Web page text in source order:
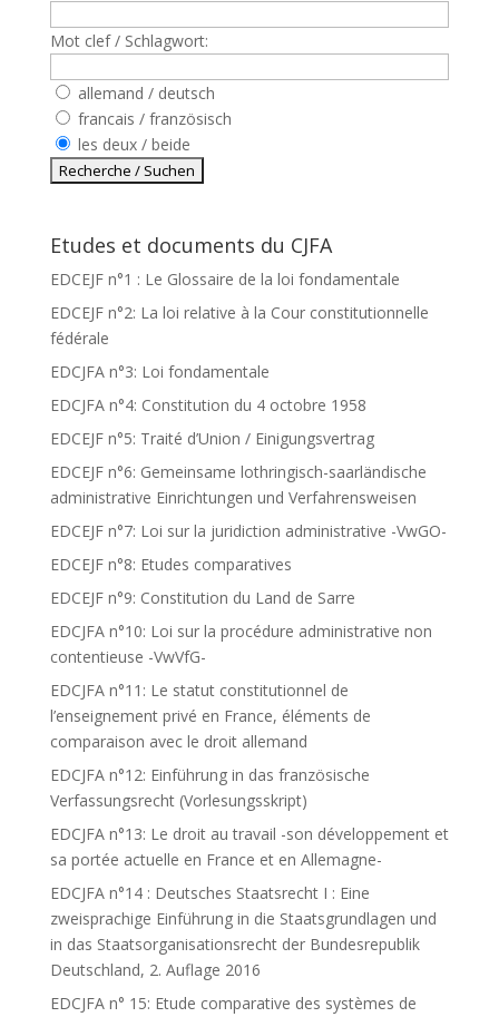
Mot clef / Schlagwort:
allemand / deutsch
francais / französisch
les deux / beide
Etudes et documents du CJFA
EDCEJF n°1 : Le Glossaire de la loi fondamentale
EDCEJF n°2: La loi relative à la Cour constitutionnelle
fédérale
EDCJFA n°3: Loi fondamentale
EDCJFA n°4: Constitution du 4 octobre 1958
EDCEJF n°5: Traité d’Union / Einigungsvertrag
EDCEJF n°6: Gemeinsame lothringisch-saarländische
administrative Einrichtungen und Verfahrensweisen
EDCEJF n°7: Loi sur la juridiction administrative -VwGO-
EDCEJF n°8: Etudes comparatives
EDCEJF n°9: Constitution du Land de Sarre
EDCJFA n°10: Loi sur la procédure administrative non
contentieuse -VwVfG-
EDCJFA n°11: Le statut constitutionnel de
l’enseignement privé en France, éléments de
comparaison avec le droit allemand
EDCJFA n°12: Einführung in das französische
Verfassungsrecht (Vorlesungsskript)
EDCJFA n°13: Le droit au travail -son développement et
sa portée actuelle en France et en Allemagne-
EDCJFA n°14 : Deutsches Staatsrecht I : Eine
zweisprachige Einführung in die Staatsgrundlagen und
in das Staatsorganisationsrecht der Bundesrepublik
Deutschland, 2. Auflage 2016
EDCJFA n° 15: Etude comparative des systèmes de